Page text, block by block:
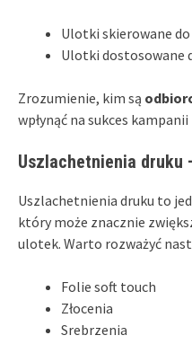
Ulotki skierowane
Ulotki dostosowane
Zrozumienie, kim są
wpłynąć na sukces
Uszlachetnienia druku
Uszlachetnienia druku to
który może znacznie
ulotek. Warto rozważyć
Folie soft touch
Złocenia
Srebrzenia